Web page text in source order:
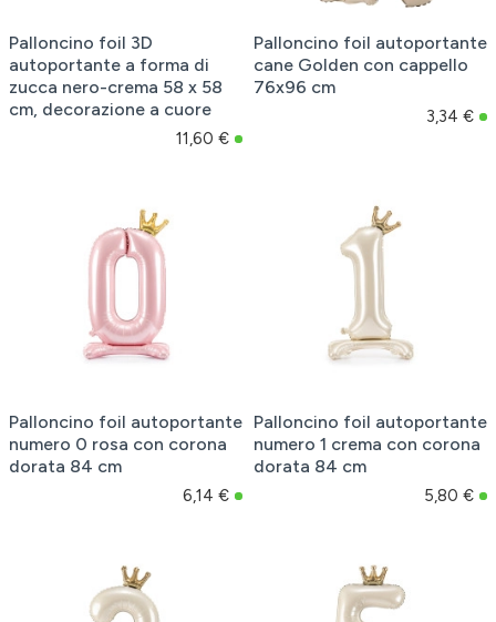
Palloncino foil 3D
autoportante a forma di
zucca nero-crema 58 x 58
cm, decorazione a cuore
11,60 €
Palloncino foil autoportante
cane Golden con cappello
76x96 cm
3,34 €
Palloncino foil autoportante
numero 0 rosa con corona
dorata 84 cm
6,14 €
Palloncino foil autoportante
numero 1 crema con corona
dorata 84 cm
5,80 €